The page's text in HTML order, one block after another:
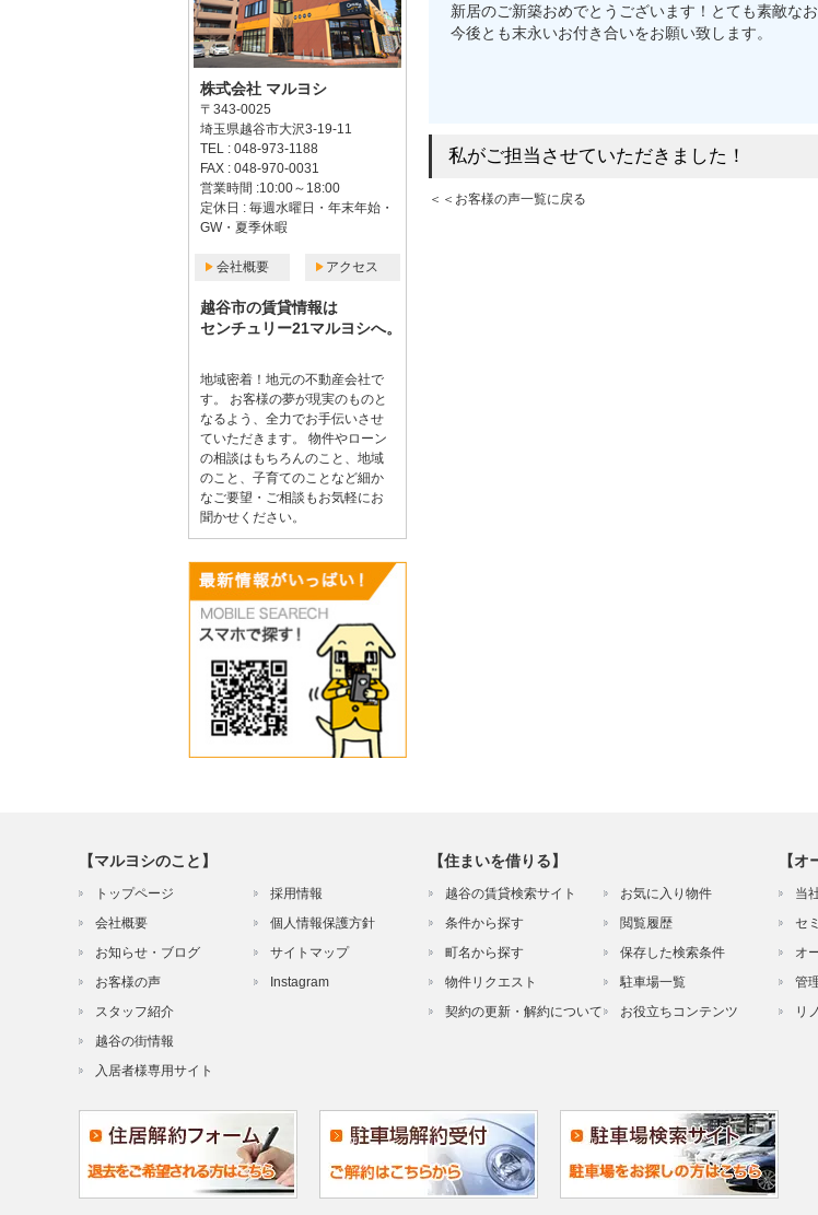
新居のご新築おめでとうございます！とても素敵なお
今後とも末永いお付き合いをお願い致します。
私がご担当させていただきました！
＜＜お客様の声一覧に戻る
株式会社 マルヨシ
〒343-0025
埼玉県越谷市大沢3-19-11
TEL : 048-973-1188
FAX : 048-970-0031
営業時間 :10:00～18:00
定休日 : 毎週水曜日・年末年始・
GW・夏季休暇
会社概要 アクセス
越谷市の賃貸情報は
センチュリー21マルヨシへ。
地域密着！地元の不動産会社で
す。 お客様の夢が現実のものと
なるよう、全力でお手伝いさせ
ていただきます。 物件やローン
の相談はもちろんのこと、地域
のこと、子育てのことなど細か
なご要望・ご相談もお気軽にお
聞かせください。
【マルヨシのこと】
トップページ
会社概要
お知らせ・ブログ
お客様の声
スタッフ紹介
越谷の街情報
入居者様専用サイト
採用情報
個人情報保護方針
サイトマップ
Instagram
【住まいを借りる】
越谷の賃貸検索サイト
条件から探す
町名から探す
物件リクエスト
契約の更新・解約について
お気に入り物件
閲覧履歴
保存した検索条件
駐車場一覧
お役立ちコンテンツ
【オ
当
セ
オ
管
リ